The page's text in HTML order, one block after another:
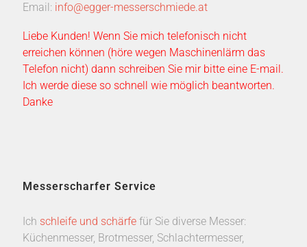
Email: info@egger-messerschmiede.at
Liebe Kunden! Wenn Sie mich telefonisch nicht
erreichen können (höre wegen Maschinenlärm das
Telefon nicht) dann schreiben Sie mir bitte eine E-mail.
Ich werde diese so schnell wie möglich beantworten.
Danke
Messerscharfer Service
Ich schleife und schärfefür Sie diverse Messer:
Küchenmesser, Brotmesser, Schlachtermesser,